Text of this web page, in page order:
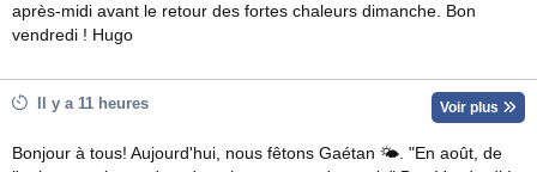
après-midi avant le retour des fortes chaleurs dimanche. Bon
vendredi ! Hugo
Il y a 11 heures Voir plus
Bonjour à tous! Aujourd'hui, nous fêtons Gaétan 🌤. "En août, de